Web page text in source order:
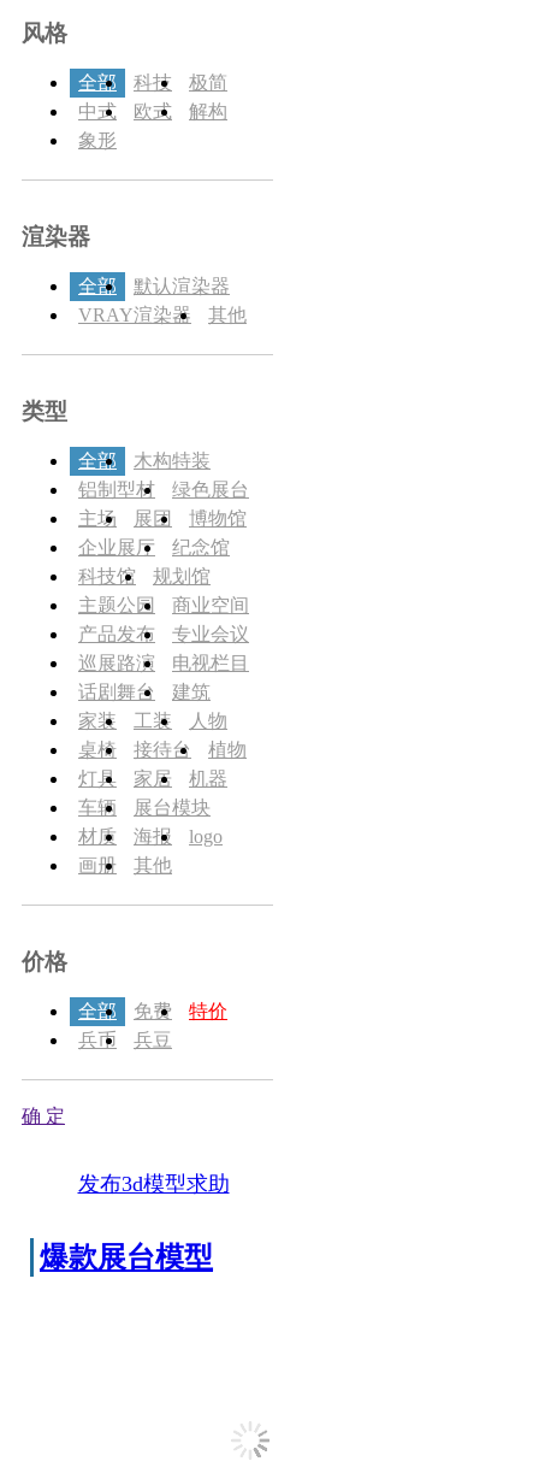
风格
全部 科技
极简
中式
欧式
解构
象形
渲染器
全部
默认渲染器
VRAY渲染器
其他
类型
全部
木构特装
铝制型材
绿色展台
主场
展团
博物馆
企业展厅
纪念馆
科技馆
规划馆
主题公园
商业空间
产品发布
专业会议
巡展路演
电视栏目
话剧舞台
建筑
家装
工装
人物
桌椅
接待台
植物
灯具
家居
机器
车辆
展台模块
材质
海报
logo
画册
其他
价格
全部 免费
特价
兵币
兵豆
确 定
发布3d模型求助
爆款展台模型